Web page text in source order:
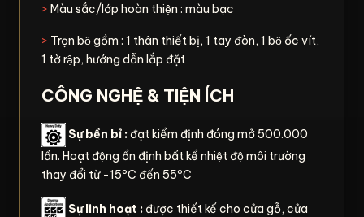
> Màu sắc/lớp hoàn thiện : màu bạc
> Trọn bộ gồm : 1 thân thiết bị, 1 tay đòn, 1 bộ ốc vít,
1 tờ rập, hướng dẫn lắp đặt
CÔNG NGHỆ & TIỆN ÍCH
Sự bền bỉ :đạt kiểm định đóng mở 500.000
lần. Hoạt động ổn định bất kể nhiệt độ môi trường
thay đổi từ -15ºC đến 55ºC
Sự linh hoạt :được thiết kế cho cửa gỗ, cửa